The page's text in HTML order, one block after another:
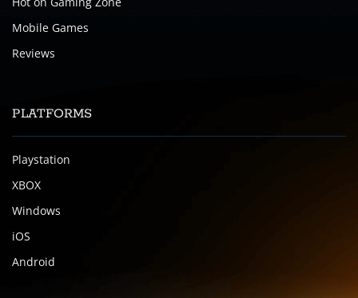
Mobile Games
Reviews
PLATFORMS
Playstation
XBOX
Windows
iOS
Android